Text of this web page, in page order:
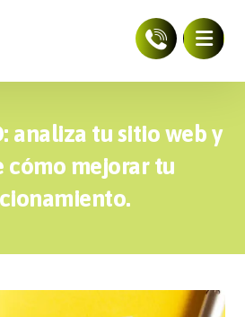
analiza tu sitio web y
cómo mejorar tu